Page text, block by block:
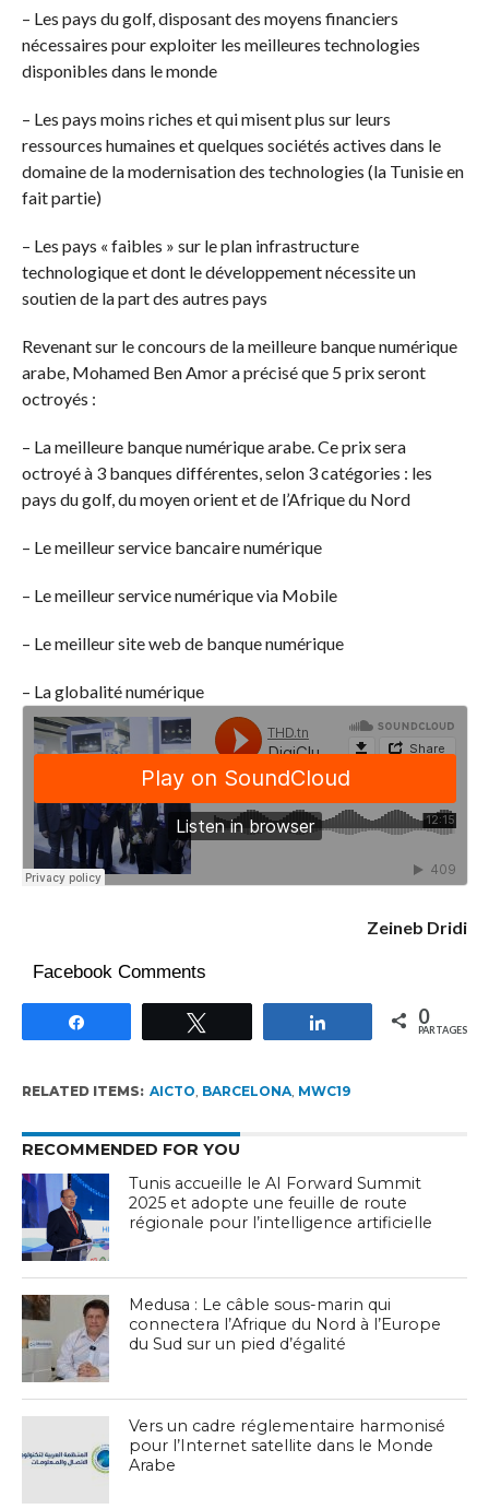
– Les pays du golf, disposant des moyens financiers
nécessaires pour exploiter les meilleures technologies
disponibles dans le monde
– Les pays moins riches et qui misent plus sur leurs
ressources humaines et quelques sociétés actives dans le
domaine de la modernisation des technologies (la Tunisie en
fait partie)
– Les pays « faibles » sur le plan infrastructure
technologique et dont le développement nécessite un
soutien de la part des autres pays
Revenant sur le concours de la meilleure banque numérique
arabe, Mohamed Ben Amor a précisé que 5 prix seront
octroyés :
– La meilleure banque numérique arabe. Ce prix sera
octroyé à 3 banques différentes, selon 3 catégories : les
pays du golf, du moyen orient et de l’Afrique du Nord
– Le meilleur service bancaire numérique
– Le meilleur service numérique via Mobile
– Le meilleur site web de banque numérique
– La globalité numérique
Zeineb Dridi
Facebook Comments
Partagez 0
PARTAGES
RELATED ITEMS: AICTO, BARCELONA, MWC19
RECOMMENDED FOR YOU
Tunis accueille le AI Forward Summit
2025 et adopte une feuille de route
régionale pour l’intelligence artificielle
Medusa : Le câble sous-marin qui
connectera l’Afrique du Nord à l’Europe
du Sud sur un pied d’égalité
Vers un cadre réglementaire harmonisé
pour l’Internet satellite dans le Monde
Arabe